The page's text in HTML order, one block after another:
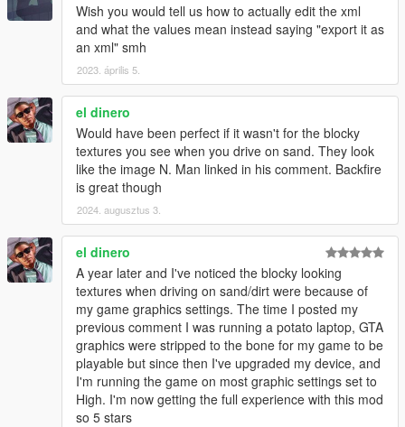
Wish you would tell us how to actually edit the xml
and what the values mean instead saying "export it as
an xml" smh
2023. április 5.
el dinero
Would have been perfect if it wasn't for the blocky
textures you see when you drive on sand. They look
like the image N. Man linked in his comment. Backfire
is great though
2024. augusztus 3.
el dinero
A year later and I've noticed the blocky looking
textures when driving on sand/dirt were because of
my game graphics settings. The time I posted my
previous comment I was running a potato laptop, GTA
graphics were stripped to the bone for my game to be
playable but since then I've upgraded my device, and
I'm running the game on most graphic settings set to
High. I'm now getting the full experience with this mod
so 5 stars